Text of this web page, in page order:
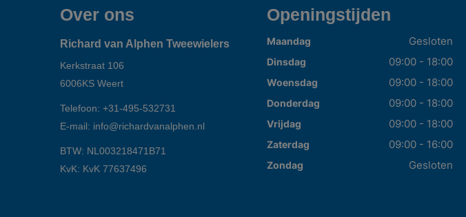
Over ons
Richard van Alphen Tweewielers
Kerkstraat 106
6006KS Weert
Telefoon: +31-495-532731
E-mail: info@richardvanalphen.nl
BTW: NL003218471B71
KvK: KvK 77637496
Openingstijden
Maandag Gesloten
Dinsdag 09:00 - 18:00
Woensdag 09:00 - 18:00
Donderdag 09:00 - 18:00
Vrijdag 09:00 - 18:00
Zaterdag 09:00 - 16:00
Zondag Gesloten